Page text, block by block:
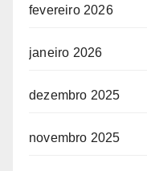
fevereiro 2026
janeiro 2026
dezembro 2025
novembro 2025